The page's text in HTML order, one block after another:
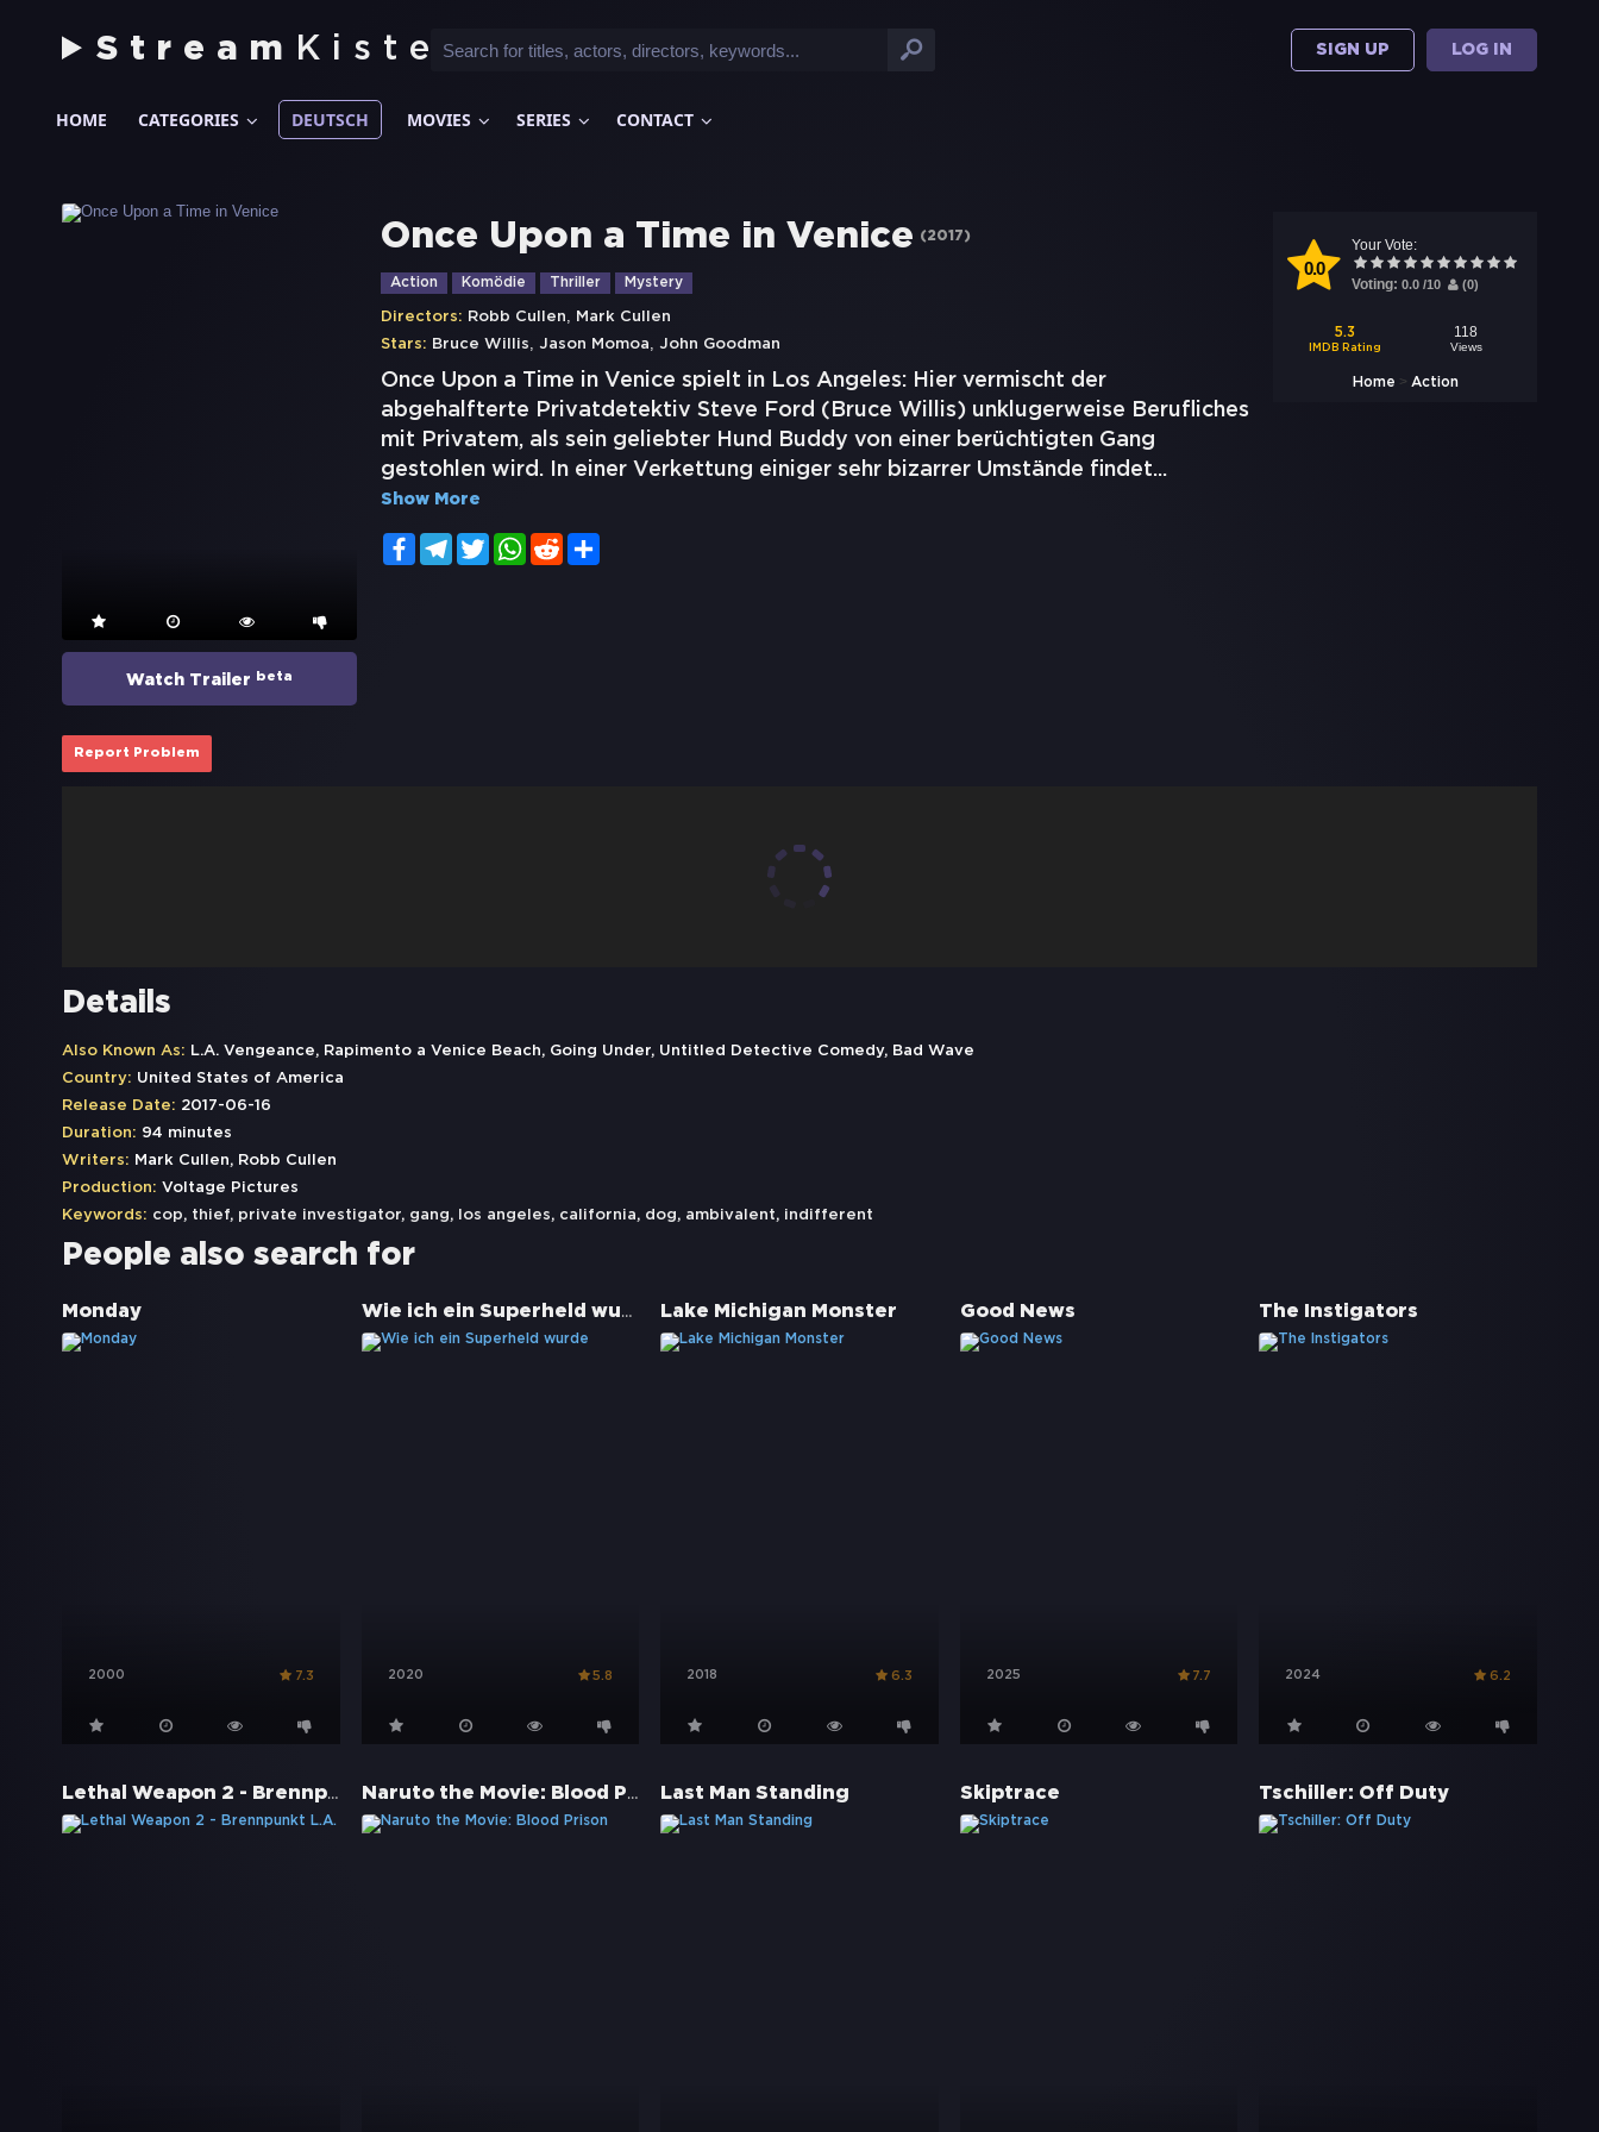
Stream Kiste SIGN UP LOG IN
HOME CATEGORIES DEUTSCH MOVIES SERIES CONTACT
Watch Trailer beta
0.0
Your Vote:
Voting: 0.0 /10 (0)
5.3
IMDB Rating
118
Views
Home > Action
Once Upon a Time in Venice (2017)
Action Komödie Thriller Mystery
Directors: Robb Cullen, Mark Cullen
Stars: Bruce Willis, Jason Momoa, John Goodman
Once Upon a Time in Venice spielt in Los Angeles: Hier vermischt der
abgehalfterte Privatdetektiv Steve Ford (Bruce Willis) unklugerweise Berufliches
mit Privatem, als sein geliebter Hund Buddy von einer berüchtigten Gang
gestohlen wird. In einer Verkettung einiger sehr bizarrer Umstände findet...
Show More
FacebookTelegramTwitterWhatsApp
Reddit
Report Problem
Details
Also Known As: L.A. Vengeance, Rapimento a Venice Beach, Going Under, Untitled Detective Comedy, Bad Wave
Country: United States of America
Release Date: 2017-06-16
Duration: 94 minutes
Writers: Mark Cullen, Robb Cullen
Production: Voltage Pictures
Keywords: cop, thief, private investigator, gang, los angeles, california, dog, ambivalent, indifferent
People also search for
Monday
2000 7.3
Wie ich ein Superheld wurde
2020 5.8
Lake Michigan Monster
2018 6.3
Good News
2025 7.7
The Instigators
2024 6.2
Lethal Weapon 2 - Brennpunkt L.A. Naruto the Movie: Blood Prison Last Man Standing Skiptrace Tschiller: Off Duty